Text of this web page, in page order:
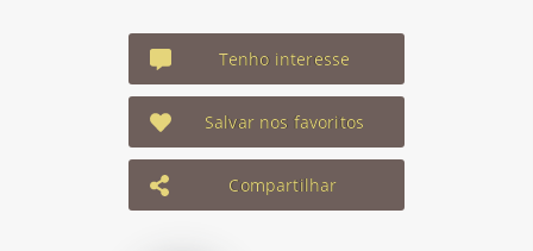
Tenho interesse
Salvar nos favoritos
Compartilhar